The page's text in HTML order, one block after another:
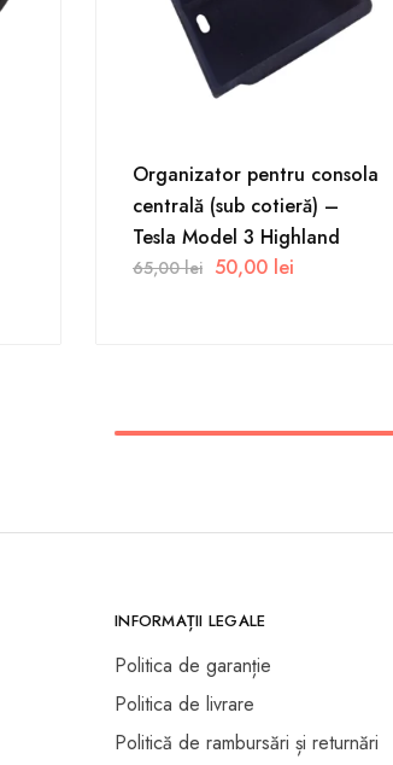
Organizator pentru consola
centrală (sub cotieră) –
Tesla Model 3 Highland
65,00lei 50,00 lei
INFORMAȚII LEGALE
Politica de garanție
Politica de livrare
Politică de rambursări și returnări